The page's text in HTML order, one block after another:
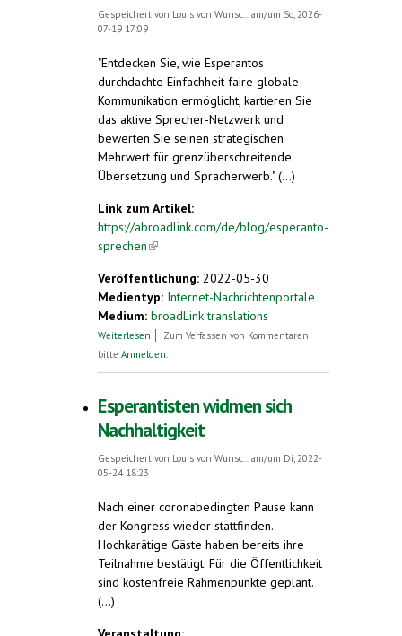
Gespeichert von Louis von Wunsc...am/um So, 2026-
07-19 17:09
"Entdecken Sie, wie Esperantos
durchdachte Einfachheit faire globale
Kommunikation ermöglicht, kartieren Sie
das aktive Sprecher-Netzwerk und
bewerten Sie seinen strategischen
Mehrwert für grenzüberschreitende
Übersetzung und Spracherwerb." (...)
Link zum Artikel:
https://abroadlink.com/de/blog/esperanto-
sprechen(link is external)
Veröffentlichung: 2022-05-30
Medientyp: Internet-Nachrichtenportale
Medium: broadLink translations
Weiterlesen über Was ist Esperanto und wie viele
Zum Verfassen von Kommentaren
bitte Anmelden.
Esperantisten widmen sich
Nachhaltigkeit
Gespeichert von Louis von Wunsc...am/um Di, 2022-
05-24 18:23
Nach einer coronabedingten Pause kann
der Kongress wieder stattfinden.
Hochkarätige Gäste haben bereits ihre
Teilnahme bestätigt. Für die Öffentlichkeit
sind kostenfreie Rahmenpunkte geplant.
(...)